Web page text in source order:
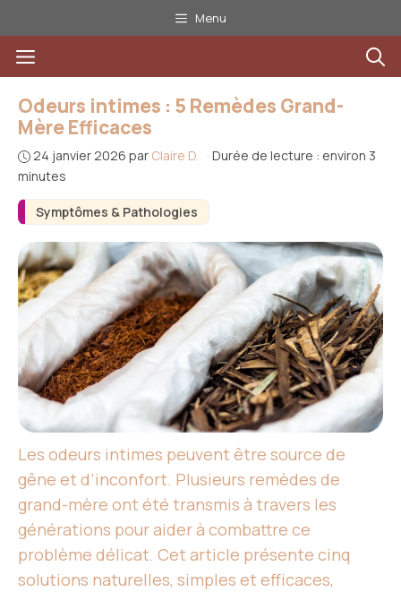
au
contenu
Menu
Menu
Symptômes & Pathologies
Odeurs intimes : 5 Remèdes Grand-
Mère Efficaces
24 janvier 2026 par Claire D. · Durée de lecture : environ 3
minutes
Les odeurs intimes peuvent être source de
gêne et d’inconfort. Plusieurs remèdes de
grand-mère ont été transmis à travers les
générations pour aider à combattre ce
problème délicat. Cet article présente cinq
solutions naturelles, simples et efficaces,